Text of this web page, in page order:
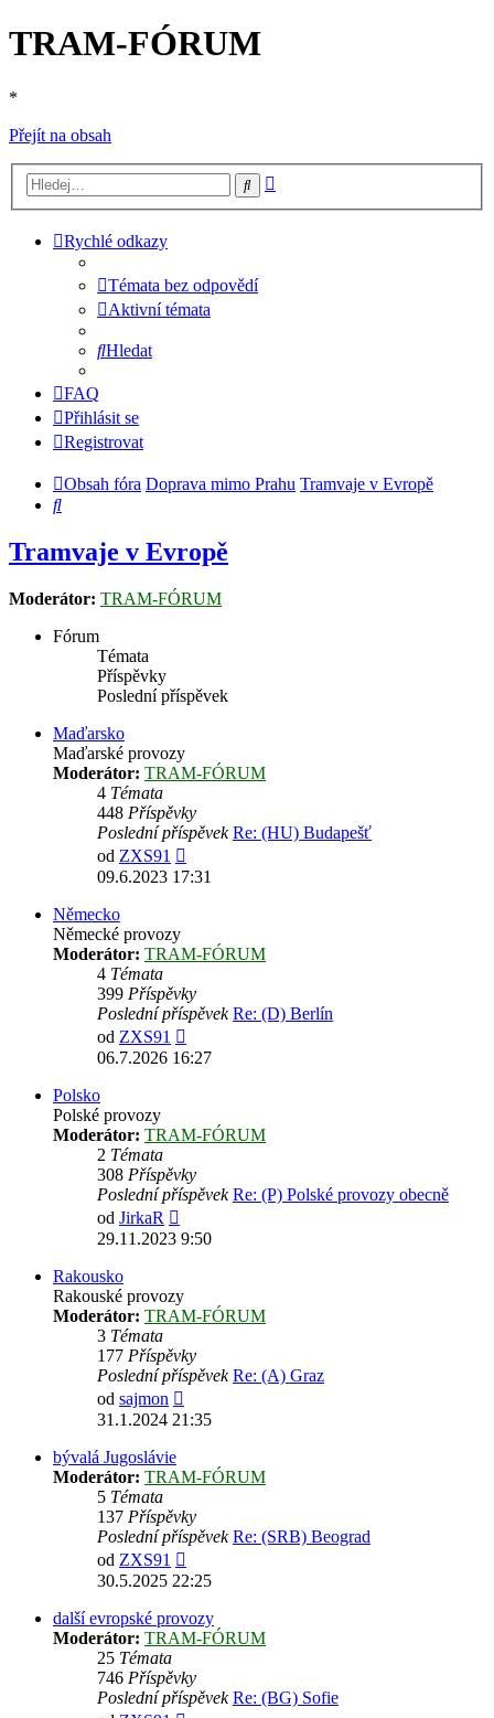
TRAM-FÓRUM
*
Přejít na obsah
Hledat
Rychlé odkazy
Témata bez odpovědí
Aktivní témata
Hledat
FAQ
Přihlásit se
Registrovat
Obsah fóra Doprava mimo Prahu Tramvaje v Evropě
Hledat
Tramvaje v Evropě
Moderátor: TRAM-FÓRUM
Fórum
Témata
Příspěvky
Poslední příspěvek
Maďarsko
Maďarské provozy
Moderátor: TRAM-FÓRUM
4 Témata
448 Příspěvky
Poslední příspěvek Re: (HU) Budapešť
od ZXS91
poslední
09.6.2023 17:31
Německo
Německé provozy
Moderátor: TRAM-FÓRUM
4 Témata
399 Příspěvky
Poslední příspěvek Re: (D) Berlín
od ZXS91
poslední
06.7.2026 16:27
Polsko
Polské provozy
Moderátor: TRAM-FÓRUM
2 Témata
308 Příspěvky
Poslední příspěvek Re: (P) Polské provozy obecně
od JirkaR
poslední
29.11.2023 9:50
Rakousko
Rakouské provozy
Moderátor: TRAM-FÓRUM
3 Témata
177 Příspěvky
Poslední příspěvek Re: (A) Graz
od sajmon
poslední
31.1.2024 21:35
bývalá Jugoslávie
Moderátor: TRAM-FÓRUM
5 Témata
137 Příspěvky
Poslední příspěvek Re: (SRB) Beograd
od ZXS91
poslední
30.5.2025 22:25
další evropské provozy
Moderátor: TRAM-FÓRUM
25 Témata
746 Příspěvky
Poslední příspěvek Re: (BG) Sofie